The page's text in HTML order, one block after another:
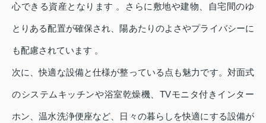
心できる資産となります 。さらに敷地や建物、自宅間のゆ
とりある配置が確保され、陽あたりのよさやプライバシーに
も配慮されています 。
次に、快適な設備と仕様が整っている点も魅力です。対面式
のシステムキッチンや浴室乾燥機、TVモニタ付きインター
ホン、温水洗浄便座など、日々の暮らしを快適にする設備が